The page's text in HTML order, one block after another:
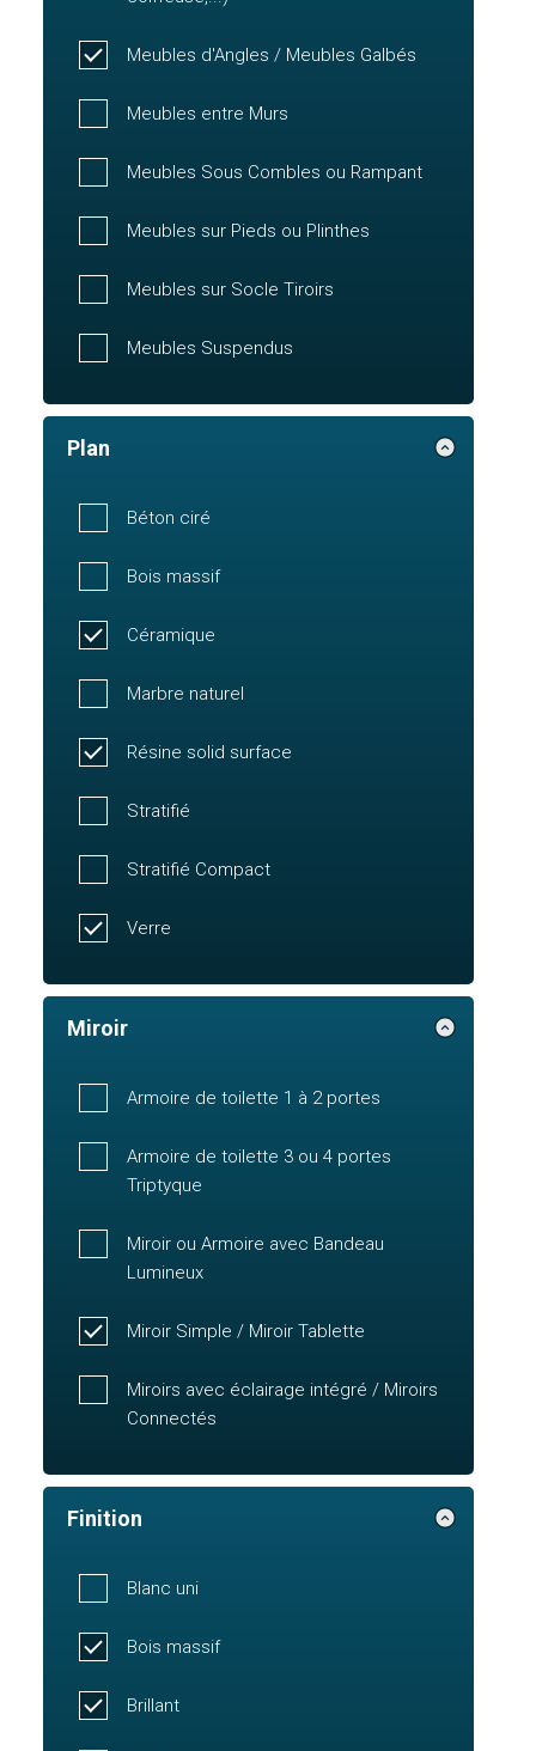
Meubles d'Angles / Meubles Galbés
Meubles entre Murs
Meubles Sous Combles ou Rampant
Meubles sur Pieds ou Plinthes
Meubles sur Socle Tiroirs
Meubles Suspendus
Plan
Béton ciré
Bois massif
Céramique
Marbre naturel
Résine solid surface
Stratifié
Stratifié Compact
Verre
Miroir
Armoire de toilette 1 à 2 portes
Armoire de toilette 3 ou 4 portes
Triptyque
Miroir ou Armoire avec Bandeau
Lumineux
Miroir Simple / Miroir Tablette
Miroirs avec éclairage intégré / Miroirs
Connectés
Finition
Blanc uni
Bois massif
Brillant